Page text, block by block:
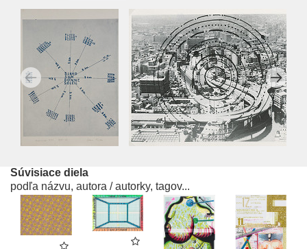
Súvisiace diela
podľa názvu, autora / autorky, tagov...